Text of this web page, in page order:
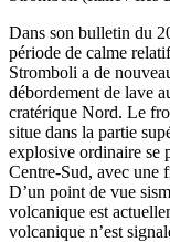
Dans son bulletin du
période de calme
Stromboli a de
débordement de lave
cratérique Nord. Le
situe dans la partie
explosive ordinaire se
Centre-Sud, avec une
D’un point de vue
volcanique est
volcanique n’est